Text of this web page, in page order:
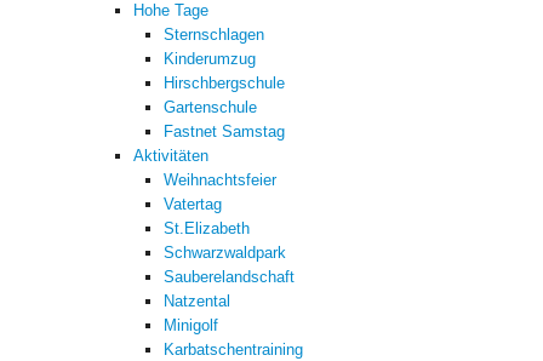
Hohe Tage
Sternschlagen
Kinderumzug
Hirschbergschule
Gartenschule
Fastnet Samstag
Aktivitäten
Weihnachtsfeier
Vatertag
St.Elizabeth
Schwarzwaldpark
Sauberelandschaft
Natzental
Minigolf
Karbatschentraining